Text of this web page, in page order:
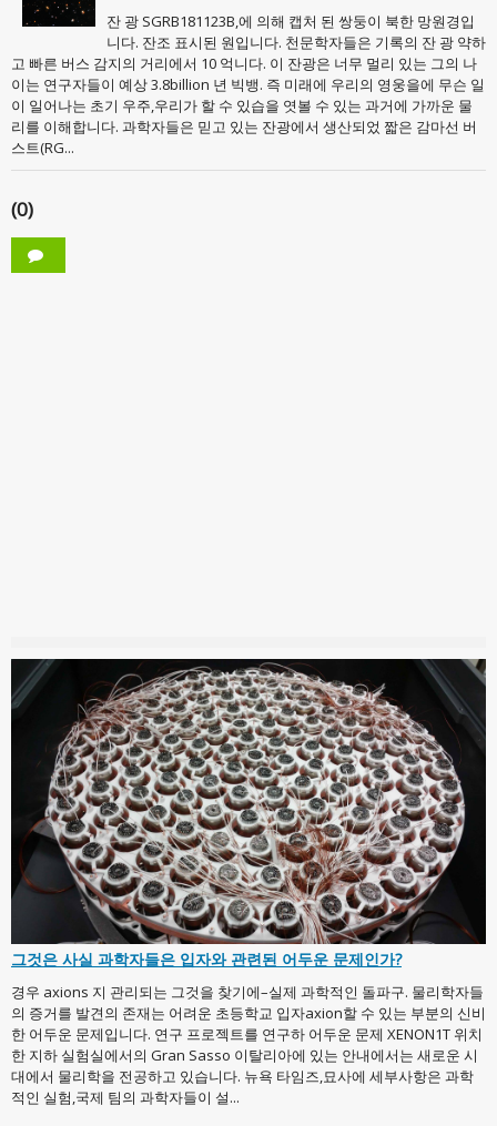
잔 광 SGRB181123B,에 의해 캡처 된 쌍둥이 북한 망원경입
니다. 잔조 표시된 원입니다. 천문학자들은 기록의 잔 광 약하
고 빠른 버스 감지의 거리에서 10 억니다. 이 잔광은 너무 멀리 있는 그의 나
이는 연구자들이 예상 3.8billion 년 빅뱅. 즉 미래에 우리의 영웅을에 무슨 일
이 일어나는 초기 우주,우리가 할 수 있습을 엿볼 수 있는 과거에 가까운 물
리를 이해합니다. 과학자들은 믿고 있는 잔광에서 생산되었 짧은 감마선 버
스트(RG...
(0)
그것은 사실 과학자들은 입자와 관련된 어두운 문제인가?
경우 axions 지 관리되는 그것을 찾기에–실제 과학적인 돌파구. 물리학자들
의 증거를 발견의 존재는 어려운 초등학교 입자axion할 수 있는 부분의 신비
한 어두운 문제입니다. 연구 프로젝트를 연구하 어두운 문제 XENON1T 위치
한 지하 실험실에서의 Gran Sasso 이탈리아에 있는 안내에서는 새로운 시
대에서 물리학을 전공하고 있습니다. 뉴욕 타임즈,묘사에 세부사항은 과학
적인 실험,국제 팀의 과학자들이 설...